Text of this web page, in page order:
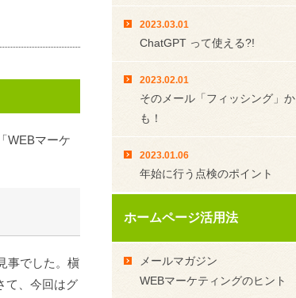
WEBマーケ
事でした。槇
て、今回はグ
2023.03.01
ChatGPT って使える?!
2023.02.01
そのメール「フィッシング」か
も！
2023.01.06
年始に行う点検のポイント
ホームページ活用法
メールマガジン
WEBマーケティングのヒント